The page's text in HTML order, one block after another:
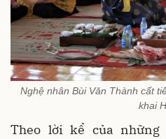
Nghệ nhân Bùi Văn Thành cất
khai
Theo lời kể của